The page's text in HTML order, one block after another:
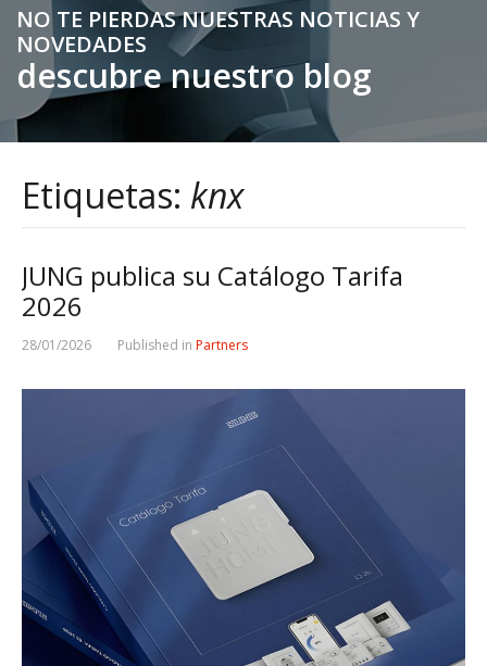
NO TE PIERDAS NUESTRAS NOTICIAS Y
NOVEDADES
descubre nuestro blog
Etiquetas: knx
JUNG publica su Catálogo Tarifa
2026
28/01/2026 Published in Partners